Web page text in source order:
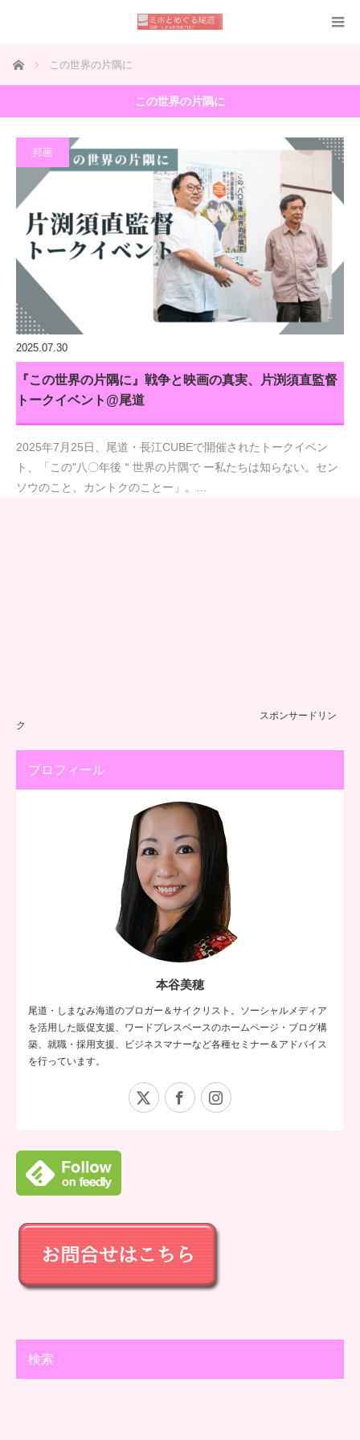
ホーム この世界の片隅に
この世界の片隅に
邦画
2025.07.30
『この世界の片隅に』戦争と映画の真実、片渕須直監督
トークイベント@尾道
2025年7月25日、尾道・長江CUBEで開催されたトークイベン
ト、「この"八〇年後＂世界の片隅で ー私たちは知らない。セン
ソウのこと、カントクのことー」。…
スポンサードリン
ク
プロフィール
本谷美穂
尾道・しまなみ海道のブロガー＆サイクリスト。ソーシャルメディア
を活用した販促支援、ワードプレスベースのホームページ・ブログ構
築、就職・採用支援、ビジネスマナーなど各種セミナー＆アドバイス
を行っています。
Facebook
検索